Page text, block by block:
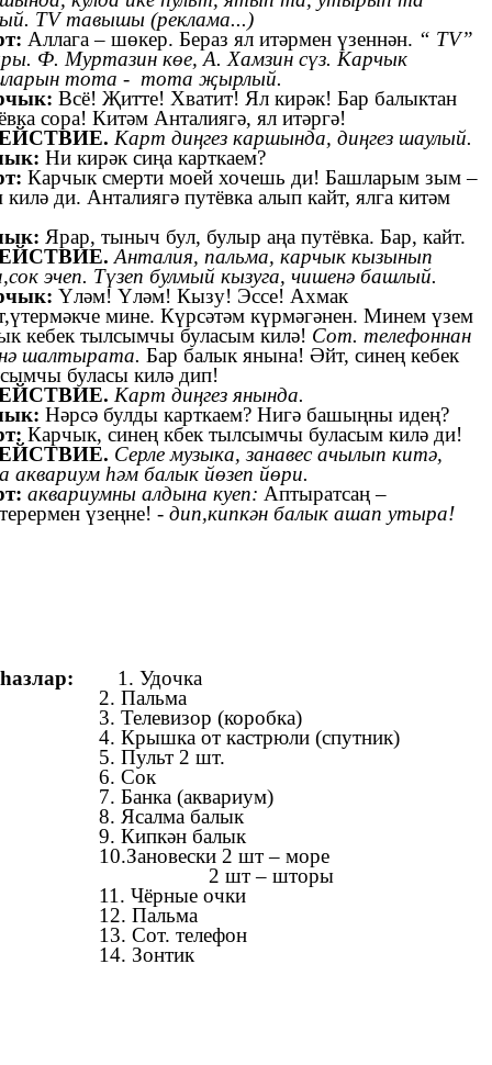
TV тавышы (реклама...)
Аллага – шөкер. Бераз ял итәрмен үзеннән. “ TV”
Ф. Муртазин көе, А. Хамзин сүз. Карчык
тота - тота җырлый.
Всё! Җитте! Хватит! Ял кирәк! Бар балыктан
сора! Китәм Анталиягә, ял итәргә!
Карт диңгез каршында, диңгез шаулый.
Ни кирәк сиңа карткаем?
Карчык смерти моей хочешь ди! Башларым зым –
ди. Анталиягә путёвка алып кайт, ялга китәм
Ярар, тыныч бул, булыр аңа путёвка. Бар, кайт.
Анталия, пальма, карчык кызынып
эчеп. Түзеп булмый кызуга, чишенә башлый.
Үләм! Үләм! Кызу! Эссе! Ахмак
мине. Күрсәтәм күрмәгәнен. Минем үзем
кебек тылсымчы буласым килә! Сот. телефоннан
шалтырата.Бар балык янына! Әйт, синең кебек
буласы килә дип!
Карт диңгез янында.
Нәрсә булды карткаем? Нигә башыңны идең?
Карчык, синең кбек тылсымчы буласым килә ди!
Серле музыка, занавес ачылып китә,
аквариум һәм балык йөзеп йөри.
аквариумны алдына куеп:Аптыратсаң –
үзеңне! -дип,кипкән балык ашап утыра!
1. Удочка
2. Пальма
(коробка)
от кастрюли (спутник)
Пульт 2 шт.
Сок
(аквариум)
Ясалма балык
Кипкән балык
2 шт – море
шт – шторы
Чёрные очки
Пальма
Сот. телефон
Зонтик